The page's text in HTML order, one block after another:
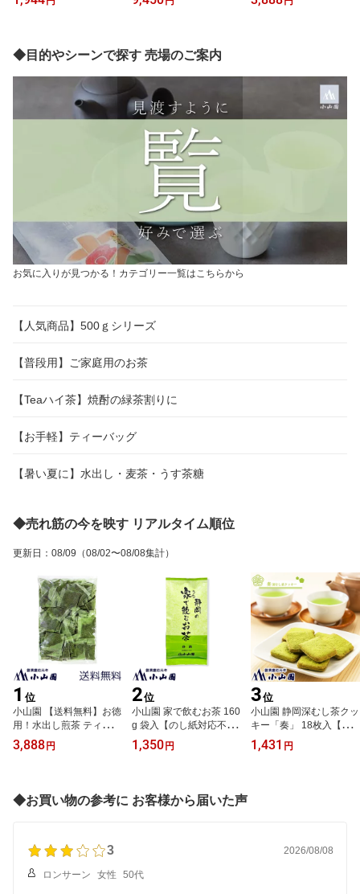
セット 【通信販売限定】
せん】
し紙対応不可】
◆目的やシーンで探す 売場のご案内
お気に入りが見つかる！カテゴリー一覧はこちらから
【人気商品】500ｇシリーズ
【普段用】ご家庭用のお茶
【Teaハイ茶】焼酎の緑茶割りに
【お手軽】ティーバッグ
【暑い夏に】水出し・麦茶・うす茶糖
◆売れ筋の今を映す リアルタイム順位
更新日 ： 08/09 （08/02〜08/08集計）
1 位
小山園 【送料無料】お徳
用！水出し煎茶 ティーバ
ッグ 5g 100個 袋入【の
し紙対応不可】
3,888 円
2位
小山園 家で飲むお茶 160
g 袋入【のし紙対応不
可】
1,350 円
3位
小山園 静岡深むし茶クッ
キー「奏」 18枚入【お
いしい静岡】当店の茶師
十段 藤田浩介が厳選した
1,431 円
◆お買い物の参考に お客様から届いた声
3 2026/08/08
ロンサーン 女性 50代